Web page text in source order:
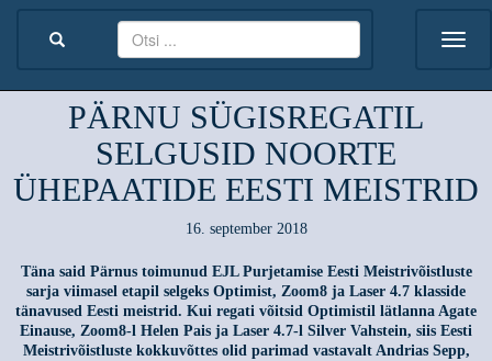
PÄRNU SÜGISREGATIL
SELGUSID NOORTE
ÜHEPAATIDE EESTI MEISTRID
16. september 2018
Täna said Pärnus toimunud EJL Purjetamise Eesti Meistrivõistluste
sarja viimasel etapil selgeks Optimist, Zoom8 ja Laser 4.7 klasside
tänavused Eesti meistrid. Kui regati võitsid Optimistil lätlanna Agate
Einause, Zoom8-l Helen Pais ja Laser 4.7-l Silver Vahstein, siis Eesti
Meistrivõistluste kokkuvõttes olid parimad vastavalt Andrias Sepp,